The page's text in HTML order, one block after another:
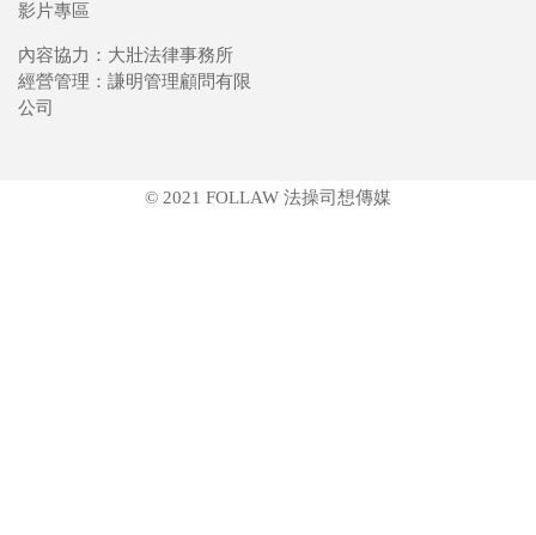
影片專區
內容協力：大壯法律事務所
經營管理：謙明管理顧問有限
公司
© 2021 FOLLAW 法操司想傳媒